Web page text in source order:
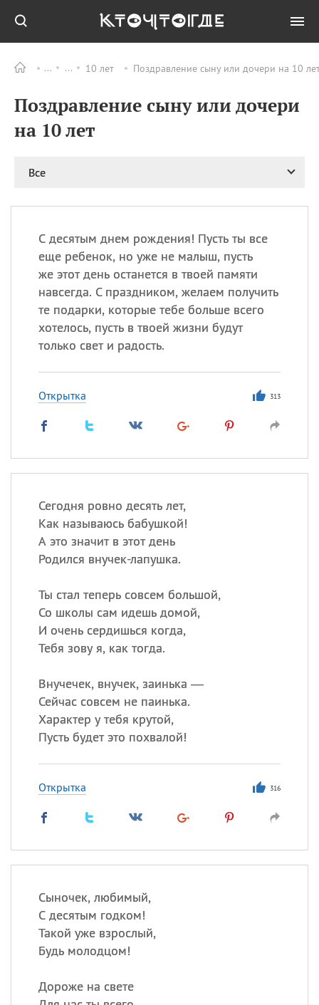
10 лет Поздравление сыну или дочери на 10
Поздравление сыну или дочери
на 10 лет
Все
С десятым днем рождения! Пусть ты все
еще ребенок, но уже не малыш, пусть
же этот день останется в твоей памяти
навсегда. С праздником, желаем получить
те подарки, которые тебе больше всего
хотелось, пусть в твоей жизни будут
только свет и радость.
Открытка 313
Сегодня ровно десять лет,
Как называюсь бабушкой!
А это значит в этот день
Родился внучек-лапушка.
Ты стал теперь совсем большой,
Со школы сам идешь домой,
И очень сердишься когда,
Тебя зову я, как тогда.
Внучечек, внучек, заинька —
Сейчас совсем не паинька.
Характер у тебя крутой,
Пусть будет это похвалой!
Открытка 316
Сыночек, любимый,
С десятым годком!
Такой уже взрослый,
Будь молодцом!
Дороже на свете
ПРАЗДНИКИ Все
06.08 Преображение
Господне у западных
Романа и Давида
День ассирийских
мучеников
Национальный день
маяка
07.08
Годовщина битвы при
Бояка
Сегодня празднуют именины
Анатолий , Афанасий, Борис
Посмотреть значение
происхождение